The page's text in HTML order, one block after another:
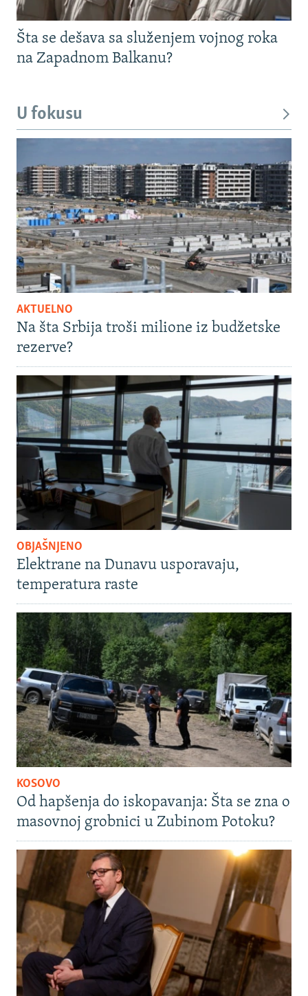
Šta se dešava sa služenjem vojnog roka
na Zapadnom Balkanu?
U fokusu
AKTUELNO
Na šta Srbija troši milione iz budžetske
rezerve?
OBJAŠNJENO
Elektrane na Dunavu usporavaju,
temperatura raste
KOSOVO
Od hapšenja do iskopavanja: Šta se zna o
masovnoj grobnici u Zubinom Potoku?